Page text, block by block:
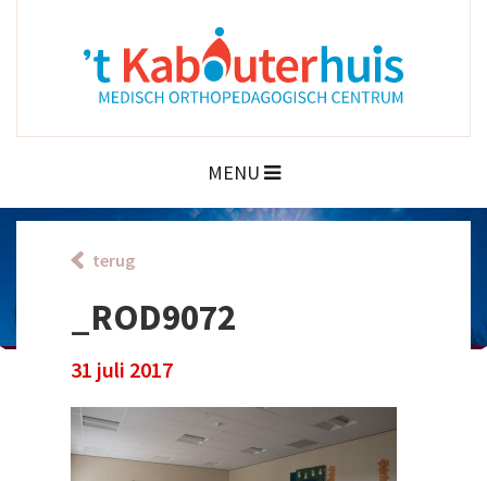
MENU
terug
_ROD9072
31 juli 2017